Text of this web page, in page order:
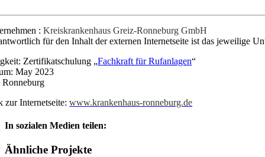
:Kreiskrankenhaus Greiz-Ronneburg GmbH
für den Inhalt der externen Internetseite ist das jeweilige
Zertifikatschulung „Fachkraft für Rufanlagen“
May 2023
Ronneburg
zur Internetseite:www.krankenhaus-ronneburg.de
In sozialen Medien teilen:
Facebook
X
LinkedIn
Pinterest
E-
Ähnliche Projekte